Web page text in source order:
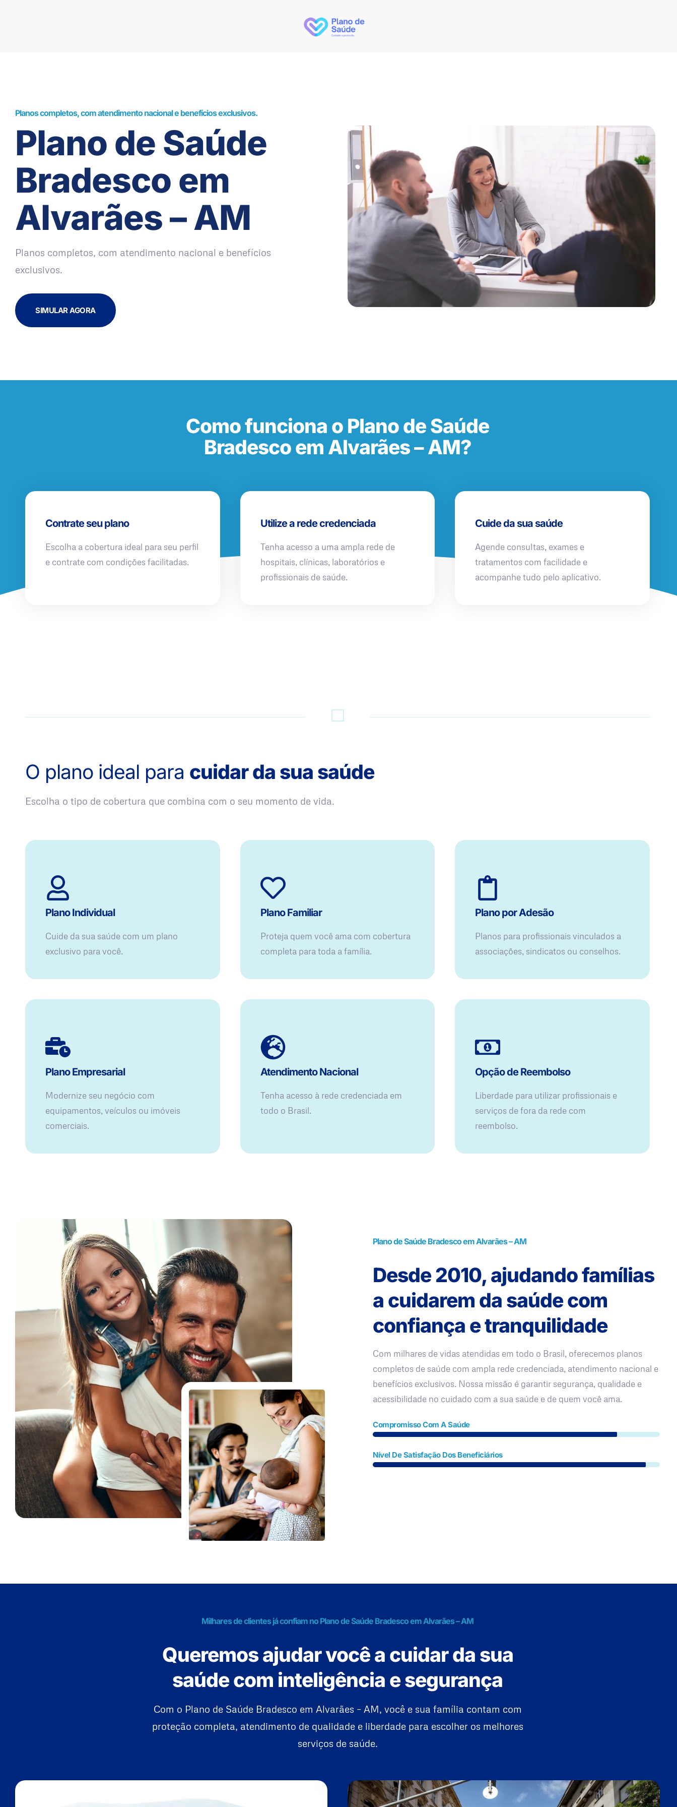
Planos completos, com atendimento nacional e benefícios exclusivos.
Plano de Saúde
Bradesco em
Alvarães – AM
Planos completos, com atendimento nacional e benefícios
exclusivos.
SIMULAR AGORA
Como funciona o Plano de Saúde
Bradesco em Alvarães – AM?
Contrate seu plano
Escolha a cobertura ideal para seu perfil
e contrate com condições facilitadas.
Utilize a rede credenciada
Tenha acesso a uma ampla rede de
hospitais, clínicas, laboratórios e
profissionais de saúde.
Cuide da sua saúde
Agende consultas, exames e
tratamentos com facilidade e
acompanhe tudo pelo aplicativo.
O plano ideal para cuidar da sua saúde
Escolha o tipo de cobertura que combina com o seu momento de vida.
Plano Individual
Cuide da sua saúde com um plano
exclusivo para você.
Plano Familiar
Proteja quem você ama com cobertura
completa para toda a família.
Plano por Adesão
Planos para profissionais vinculados a
associações, sindicatos ou conselhos.
Plano Empresarial
Modernize seu negócio com
equipamentos, veículos ou imóveis
comerciais.
Atendimento Nacional
Tenha acesso à rede credenciada em
todo o Brasil.
Opção de Reembolso
Liberdade para utilizar profissionais e
serviços de fora da rede com
reembolso.
Plano de Saúde Bradesco em Alvarães – AM
Desde 2010, ajudando famílias
a cuidarem da saúde com
confiança e tranquilidade
Com milhares de vidas atendidas em todo o Brasil, oferecemos planos
completos de saúde com ampla rede credenciada, atendimento nacional e
benefícios exclusivos. Nossa missão é garantir segurança, qualidade e
acessibilidade no cuidado com a sua saúde e de quem você ama.
Compromisso Com A Saúde
Nível De Satisfação Dos Beneficiários
Milhares de clientes já confiam no Plano de Saúde Bradesco em Alvarães – AM
Queremos ajudar você a cuidar da sua
saúde com inteligência e segurança
Com o Plano de Saúde Bradesco em Alvarães – AM, você e sua família contam com
proteção completa, atendimento de qualidade e liberdade para escolher os melhores
serviços de saúde.